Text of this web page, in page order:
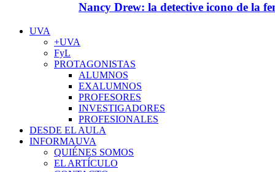
Nancy Drew: la detective icono de la
UVA
+UVA
FyL
PROTAGONISTAS
ALUMNOS
EXALUMNOS
PROFESORES
INVESTIGADORES
PROFESIONALES
DESDE EL AULA
INFORMAUVA
QUIÉNES SOMOS
EL ARTÍCULO